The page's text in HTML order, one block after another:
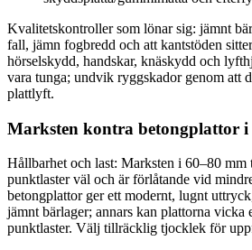
Kvalitetskontroller som lönar sig: jämnt
fall, jämn fogbredd och att kantstöden
hörselskydd, handskar, knäskydd och
vara tunga; undvik ryggskador genom att
plattlyft.
Marksten kontra betongplattor i
Hållbarhet och last: Marksten i 60–80
punktlaster väl och är förlåtande vid
betongplattor ger ett modernt, lugnt
jämnt bärlager; annars kan plattorna vicka
punktlaster. Välj tillräcklig tjocklek för